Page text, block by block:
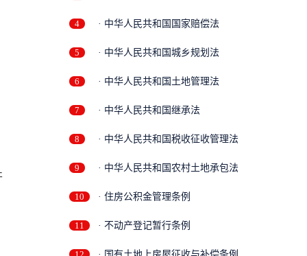
4 · 中华人民共和国国家赔偿法
5 · 中华人民共和国城乡规划法
6 · 中华人民共和国土地管理法
7 · 中华人民共和国继承法
8 · 中华人民共和国税收征收管理法
9 · 中华人民共和国农村土地承包法
10 · 住房公积金管理条例
11 · 不动产登记暂行条例